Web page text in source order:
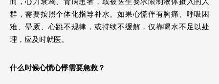
群，需要按照个体化指导补水。如果心慌伴有胸痛、呼吸困
难、晕厥、心跳不规律，或持续不缓解，仅靠喝水不足以处
理，应及时就医。
什么时候心慌心悸需要急救？